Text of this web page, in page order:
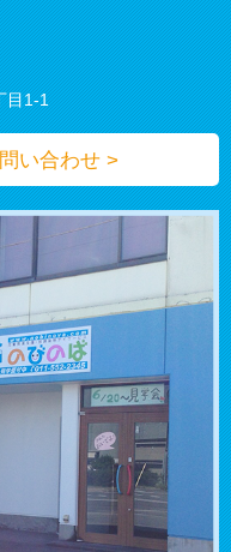
目1-1
い合わせ >